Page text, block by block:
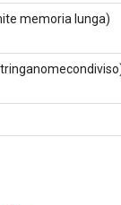
memoria lunga)